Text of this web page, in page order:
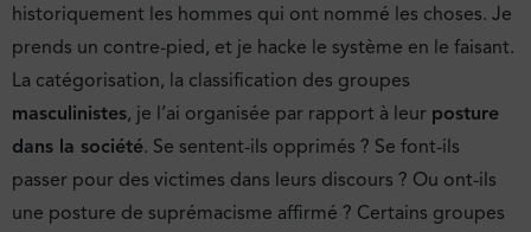
historiquement les hommes qui ont nommé les choses. Je
prends un contre-pied, et je hacke le système en le faisant.
La catégorisation, la classification des groupes
masculinistes, je l’ai organisée par rapport à leur posture
dans la société. Se sentent-ils opprimés ? Se font-ils
passer pour des victimes dans leurs discours ? Ou ont-ils
une posture de suprémacisme affirmé ? Certains groupes